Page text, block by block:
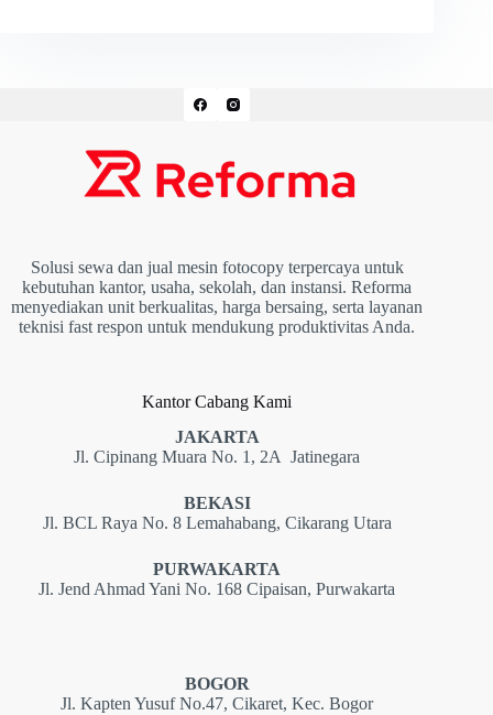
Solusi sewa dan jual mesin fotocopy terpercaya untuk
kebutuhan kantor, usaha, sekolah, dan instansi. Reforma
menyediakan unit berkualitas, harga bersaing, serta layanan
teknisi fast respon untuk mendukung produktivitas Anda.
Kantor Cabang Kami
JAKARTA
Jl. Cipinang Muara No. 1, 2A Jatinegara
BEKASI
Jl. BCL Raya No. 8 Lemahabang, Cikarang Utara
PURWAKARTA
Jl. Jend Ahmad Yani No. 168 Cipaisan, Purwakarta
BOGOR
Jl. Kapten Yusuf No.47, Cikaret, Kec. Bogor